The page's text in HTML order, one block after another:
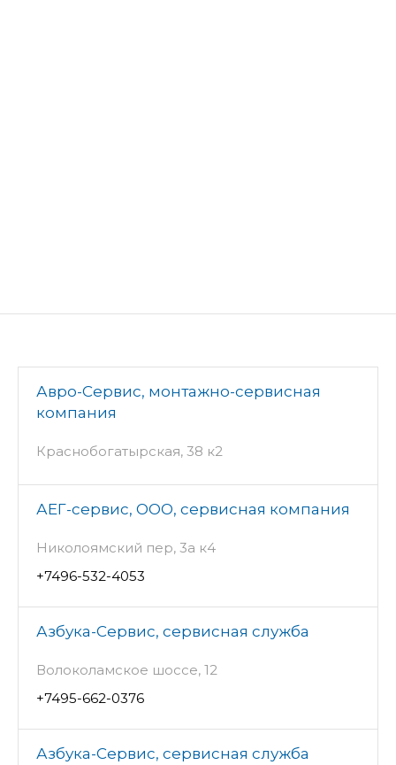
Авро-Сервис, монтажно-сервисная
компания
Краснобогатырская, 38 к2
АЕГ-сервис, ООО, сервисная компания
Николоямский пер, 3а к4
+7496-532-4053
Азбука-Сервис, сервисная служба
Волоколамское шоссе, 12
+7495-662-0376
Азбука-Сервис, сервисная служба